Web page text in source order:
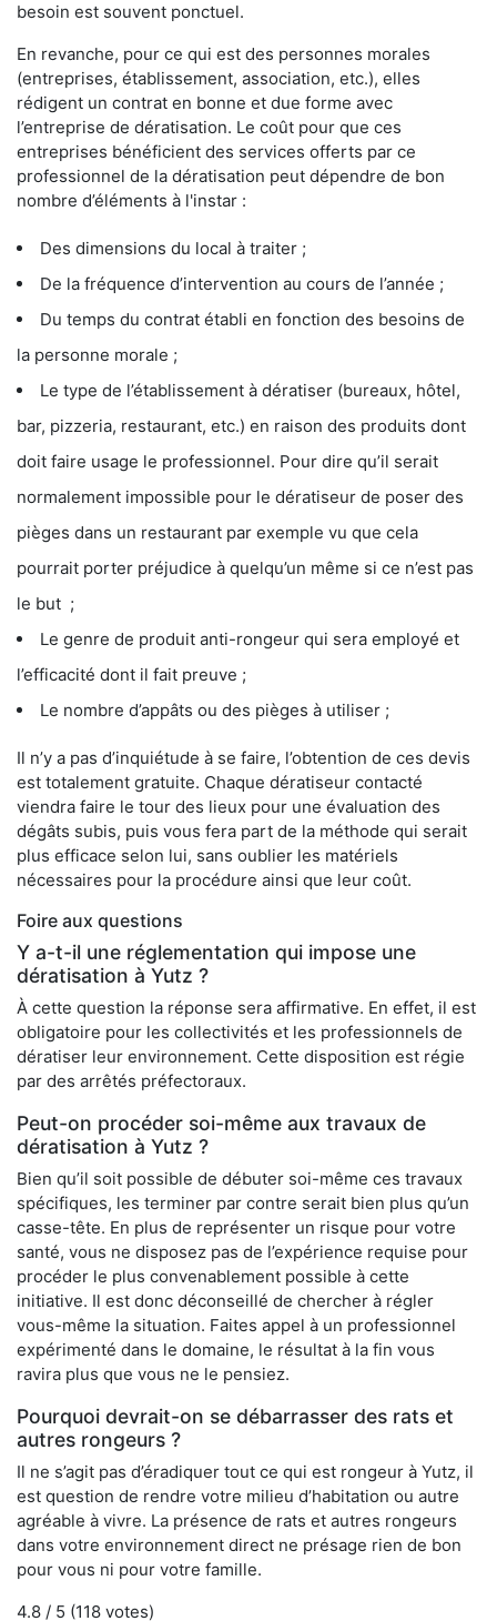
besoin est souvent ponctuel.
En revanche, pour ce qui est des personnes morales
(entreprises, établissement, association, etc.), elles
rédigent un contrat en bonne et due forme avec
l’entreprise de dératisation. Le coût pour que ces
entreprises bénéficient des services offerts par ce
professionnel de la dératisation peut dépendre de bon
nombre d’éléments à l'instar :
Des dimensions du local à traiter ;
De la fréquence d’intervention au cours de l’année ;
Du temps du contrat établi en fonction des besoins de
la personne morale ;
Le type de l’établissement à dératiser (bureaux, hôtel,
bar, pizzeria, restaurant, etc.) en raison des produits dont
doit faire usage le professionnel. Pour dire qu’il serait
normalement impossible pour le dératiseur de poser des
pièges dans un restaurant par exemple vu que cela
pourrait porter préjudice à quelqu’un même si ce n’est pas
le but ;
Le genre de produit anti-rongeur qui sera employé et
l’efficacité dont il fait preuve ;
Le nombre d’appâts ou des pièges à utiliser ;
Il n’y a pas d’inquiétude à se faire, l’obtention de ces devis
est totalement gratuite. Chaque dératiseur contacté
viendra faire le tour des lieux pour une évaluation des
dégâts subis, puis vous fera part de la méthode qui serait
plus efficace selon lui, sans oublier les matériels
nécessaires pour la procédure ainsi que leur coût.
Foire aux questions
Y a-t-il une réglementation qui impose une
dératisation à Yutz ?
À cette question la réponse sera affirmative. En effet, il est
obligatoire pour les collectivités et les professionnels de
dératiser leur environnement. Cette disposition est régie
par des arrêtés préfectoraux.
Peut-on procéder soi-même aux travaux de
dératisation à Yutz ?
Bien qu’il soit possible de débuter soi-même ces travaux
spécifiques, les terminer par contre serait bien plus qu’un
casse-tête. En plus de représenter un risque pour votre
santé, vous ne disposez pas de l’expérience requise pour
procéder le plus convenablement possible à cette
initiative. Il est donc déconseillé de chercher à régler
vous-même la situation. Faites appel à un professionnel
expérimenté dans le domaine, le résultat à la fin vous
ravira plus que vous ne le pensiez.
Pourquoi devrait-on se débarrasser des rats et
autres rongeurs ?
Il ne s’agit pas d’éradiquer tout ce qui est rongeur à Yutz, il
est question de rendre votre milieu d’habitation ou autre
agréable à vivre. La présence de rats et autres rongeurs
dans votre environnement direct ne présage rien de bon
pour vous ni pour votre famille.
4.8 / 5 (118 votes)